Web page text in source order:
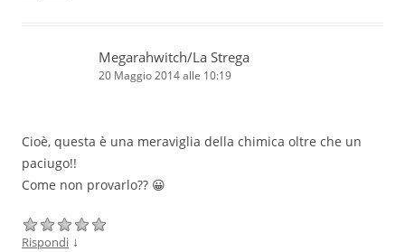
Megarahwitch/La Strega
20 Maggio 2014 alle 10:19
Cioè, questa è una meraviglia della chimica oltre che un
paciugo!!
Come non provarlo?? 😀
Rispondi ↓